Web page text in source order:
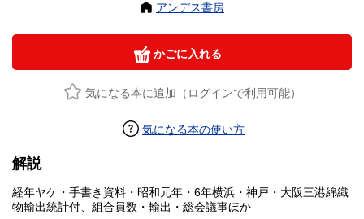
アンデス書房
かごに入れる
気になる本に追加（ログインで利用可能）
気になる本の使い方
解説
経年ヤケ・手書き資料・昭和元年・6年横浜・神戸・大阪三港綿織
物輸出統計付、組合員数・輸出・総会議事ほか